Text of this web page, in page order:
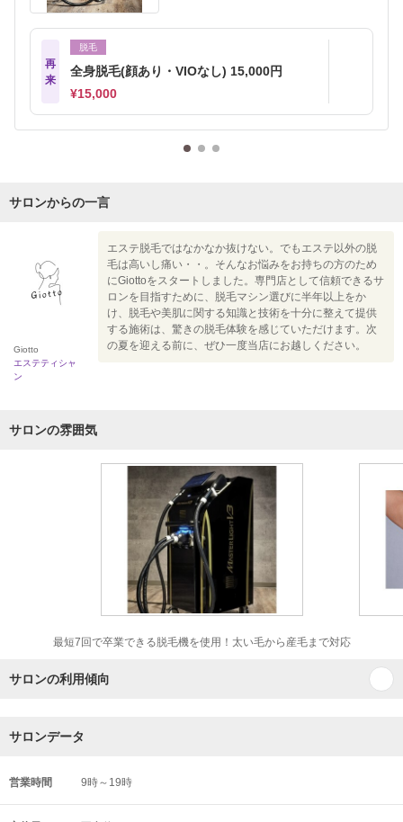
再
来
脱毛
全身脱毛(顔あり・VIOなし) 15,000円
¥15,000
サロンからの一言
Giotto
エステティシャ
ン
エステ脱毛ではなかなか抜けない。でもエステ以外の脱
毛は高いし痛い・・。そんなお悩みをお持ちの方のため
にGiottoをスタートしました。専門店として信頼できるサ
ロンを目指すために、脱毛マシン選びに半年以上をか
け、脱毛や美肌に関する知識と技術を十分に整えて提供
する施術は、驚きの脱毛体験を感じていただけます。次
の夏を迎える前に、ぜひ一度当店にお越しください。
サロンの雰囲気
最短7回で卒業できる脱毛機を使用！太い毛から産毛まで対応
サロンの利用傾向
サロンデータ
営業時間 9時～19時